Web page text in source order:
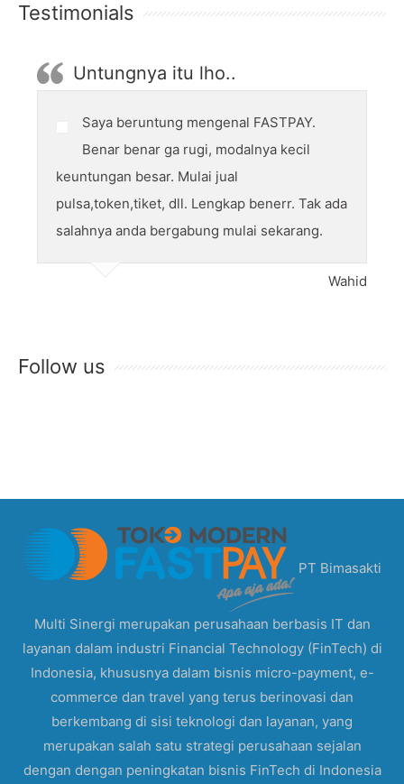
Testimonials
Untungnya itu lho..
Saya beruntung mengenal FASTPAY.
Benar benar ga rugi, modalnya kecil
keuntungan besar. Mulai jual
pulsa,token,tiket, dll. Lengkap benerr. Tak ada
salahnya anda bergabung mulai sekarang.
Wahid
Follow us
PT Bimasakti
Multi Sinergi merupakan perusahaan berbasis IT dan
layanan dalam industri Financial Technology (FinTech) di
Indonesia, khususnya dalam bisnis micro-payment, e-
commerce dan travel yang terus berinovasi dan
berkembang di sisi teknologi dan layanan, yang
merupakan salah satu strategi perusahaan sejalan
dengan dengan peningkatan bisnis FinTech di Indonesia